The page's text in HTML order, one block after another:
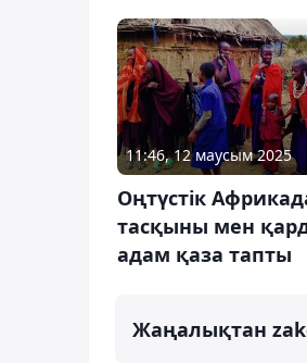
11:46, 12 маусым 2025
Оңтүстік
тасқыны мен
адам қаза тапты
Жаңалықтан